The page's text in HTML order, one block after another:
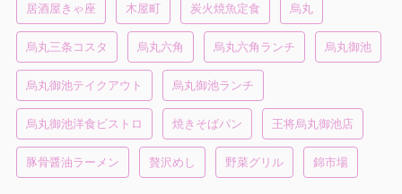
居酒屋きゃ座 木屋町 炭火焼魚定食 烏丸
烏丸三条コスタ 烏丸六角 烏丸六角ランチ 烏丸御池
烏丸御池テイクアウト 烏丸御池ランチ
烏丸御池洋食ビストロ 焼きそばパン 王将烏丸御池店
豚骨醤油ラーメン 贅沢めし 野菜グリル 錦市場